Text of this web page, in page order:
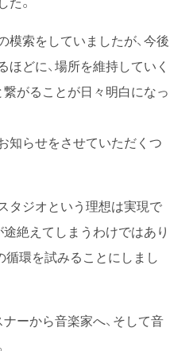
模索をしていましたが、今後
どに、場所を維持していく
繋がることが日々明白になっ
知らせをさせていただくつ
タジオという理想は実現で
絶えてしまうわけではあり
循環を試みることにしまし
ーから音楽家へ、そして音